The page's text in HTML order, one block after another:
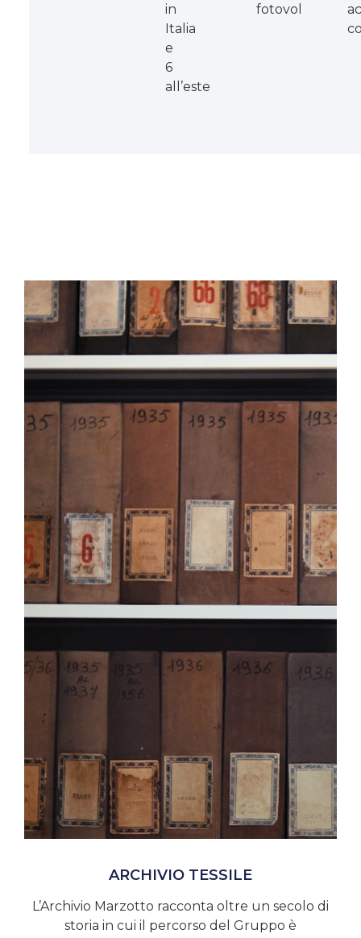
in
Italia
e
6
all’estero
fotovoltaico
ARCHIVIO TESSILE
L’Archivio Marzotto racconta oltre un secolo di
storia in cui il percorso del Gruppo è